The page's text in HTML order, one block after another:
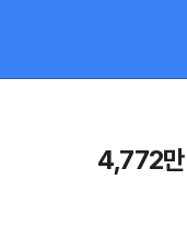
4,772